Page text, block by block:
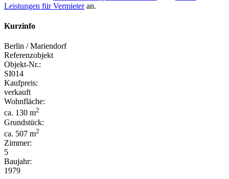
Leistungen für Vermieteran.
Kurzinfo
Berlin / Mariendorf
Referenzobjekt
Objekt-Nr.:
SI014
Kaufpreis:
verkauft
Wohnfläche:
ca. 130 m2
Grundstück:
ca. 507 m2
Zimmer:
5
Baujahr:
1979